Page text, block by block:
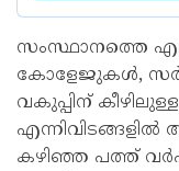
സംസ്ഥാനത്തെ
കോളേജുകൾ,
വകുപ്പിന്
എന്നിവിടങ്ങളിൽ
കഴിഞ്ഞ പത്ത്